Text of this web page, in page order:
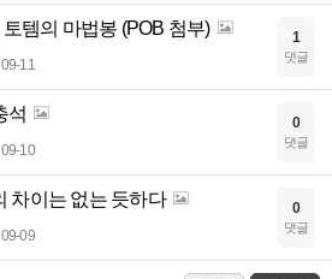
템의 마법봉 (POB 첨부)
09-11
1
댓글
석
09-10
0
댓글
차이는 없는 듯하다
09-09
0
댓글